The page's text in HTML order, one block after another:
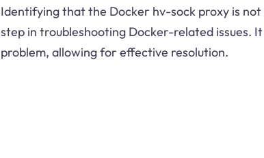
Identifying that the Docker hv-sock proxy is
step in troubleshooting Docker-related issues.
problem, allowing for effective resolution.